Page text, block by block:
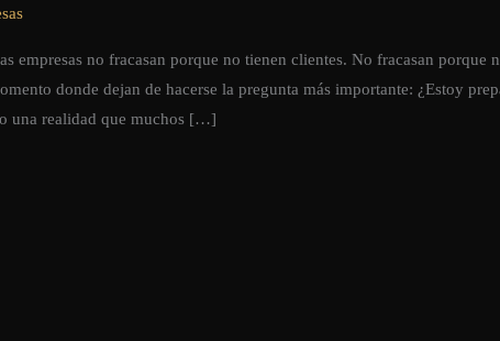
empresas no fracasan porque no tienen clientes. No fracasan porque
donde dejan de hacerse la pregunta más importante: ¿Estoy
una realidad que muchos […]